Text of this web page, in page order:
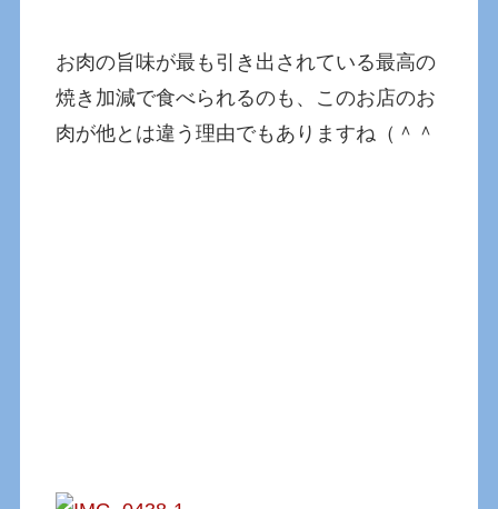
お肉の旨味が最も引き出されている最高の
焼き加減で食べられるのも、このお店のお
肉が他とは違う理由でもありますね（＾＾